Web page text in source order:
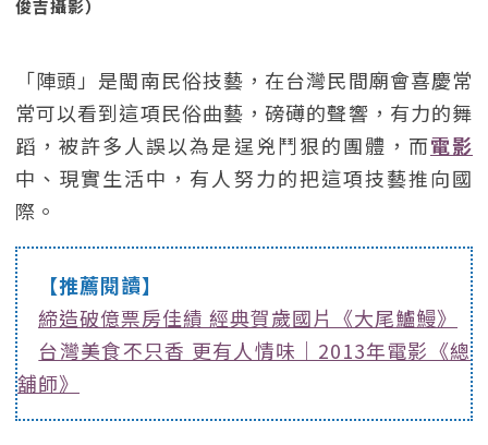
俊吉攝影）
「陣頭」是閩南民俗技藝，在台灣民間廟會喜慶常
常可以看到這項民俗曲藝，磅礡的聲響，有力的舞
蹈，被許多人誤以為是逞兇鬥狠的團體，而電影
中、現實生活中，有人努力的把這項技藝推向國
際。
【推薦閱讀】
締造破億票房佳績 經典賀歲國片《大尾鱸鰻》
台灣美食不只香 更有人情味｜2013年電影《總
舖師》